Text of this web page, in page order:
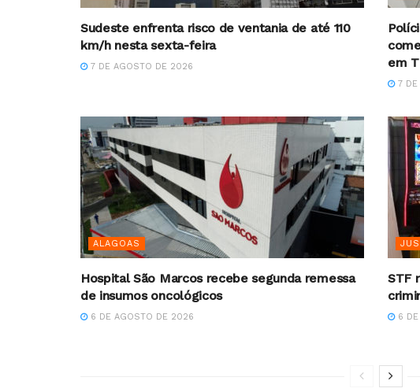
Sudeste enfrenta risco de ventania de até 110
km/h nesta sexta-feira
7 DE AGOSTO DE 2026
em
7 DE
ALAGOAS
Hospital São Marcos recebe segunda remessa
de insumos oncológicos
6 DE AGOSTO DE 2026
STF
6 DE